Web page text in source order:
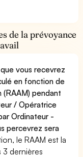
de la prévoyance
vous recevrez
en fonction de
pendant
/ Opératrice
Ordinateur -
percevrez sera
le RAAM est la
3 dernières